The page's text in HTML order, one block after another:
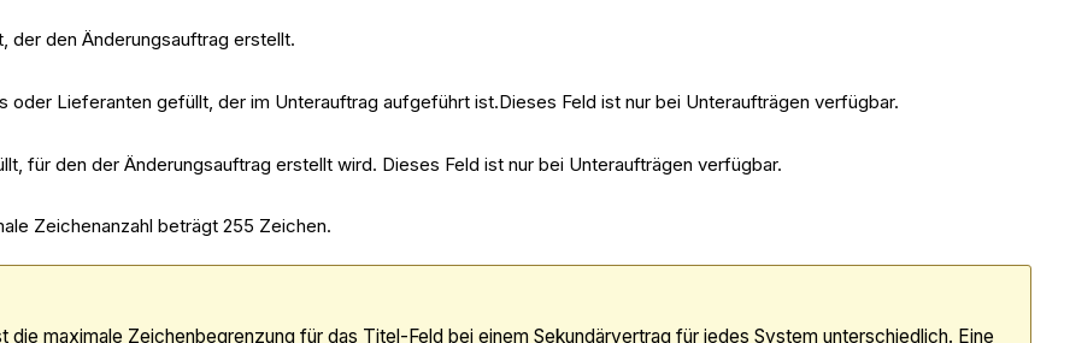
der den Änderungsauftrag erstellt.
oder Lieferanten gefüllt, der im Unterauftrag aufgeführt ist.Dieses Feld ist nur bei Unteraufträgen verfügbar.
für den der Änderungsauftrag erstellt wird. Dieses Feld ist nur bei Unteraufträgen verfügbar.
Zeichenanzahl beträgt 255 Zeichen.
die maximale Zeichenbegrenzung für das Titel-Feld bei einem Sekundärvertrag für jedes System unterschiedlich. Eine